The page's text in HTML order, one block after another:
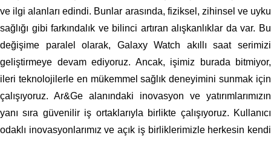
ve ilgi alanları edindi. Bunlar arasında, fiziksel, zihinsel ve uyku
sağlığı gibi farkındalık ve bilinci artıran alışkanlıklar da var. Bu
değişime paralel olarak, Galaxy Watch akıllı saat serimizi
geliştirmeye devam ediyoruz. Ancak, işimiz burada bitmiyor,
ileri teknolojilerle en mükemmel sağlık deneyimini sunmak için
çalışıyoruz. Ar&Ge alanındaki inovasyon ve yatırımlarımızın
yanı sıra güvenilir iş ortaklarıyla birlikte çalışıyoruz. Kullanıcı
odaklı inovasyonlarımız ve açık iş birliklerimizle herkesin kendi